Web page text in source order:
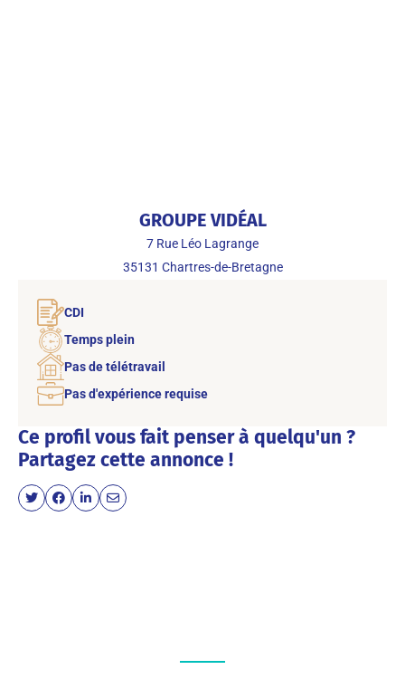
GROUPE VIDÉAL
7 Rue Léo Lagrange
35131 Chartres-de-Bretagne
CDI
Temps plein
Pas de télétravail
Pas d'expérience requise
Ce profil vous fait penser à quelqu'un ?
Partagez cette annonce !